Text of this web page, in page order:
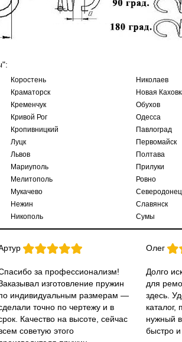
Коростень
Краматорск
Кременчук
Кривой Рог
Кропивницкий
Луцк
Львов
Мариуполь
Мелитополь
Мукачево
Нежин
Никополь
Николаев
Новая
Обухов
Одесса
Павлоград
Первомайск
Полтава
Прилуки
Ровно
Славянск
Сумы
за профессионализм!
изготовление пружин
индивидуальным размерам —
точно по чертежу и в
Качество на высоте, сейчас
советую этого
Олег
Долго
для
здесь.
каталог,
нужный
быстро